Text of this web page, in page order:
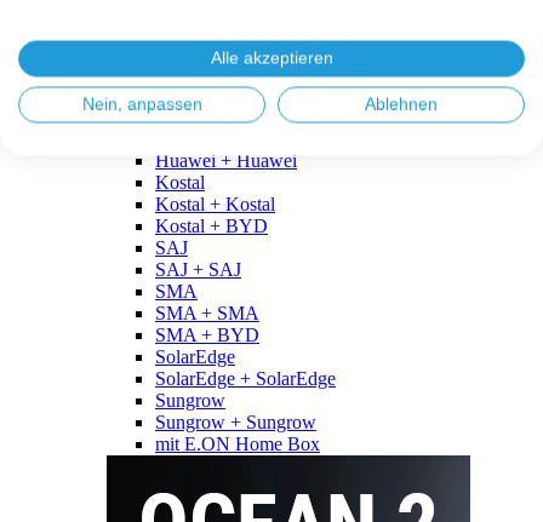
Fronius + BYD
GoodWe
GoodWe + GoodWe
GoodWe + BYD
Huawei + Huawei
Kostal
Kostal + Kostal
Kostal + BYD
SAJ
SAJ + SAJ
SMA
SMA + SMA
SMA + BYD
SolarEdge
SolarEdge + SolarEdge
Sungrow
Sungrow + Sungrow
mit E.ON Home Box
Alle akzeptieren
Nein, anpassen Ablehnen